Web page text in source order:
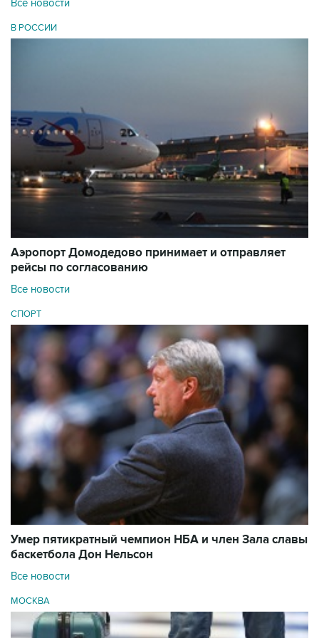
Все новости
В РОССИИ
Аэропорт Домодедово принимает и отправляет
рейсы по согласованию
Все новости
СПОРТ
Умер пятикратный чемпион НБА и член Зала cлавы
баскетбола Дон Нельсон
Все новости
МОСКВА